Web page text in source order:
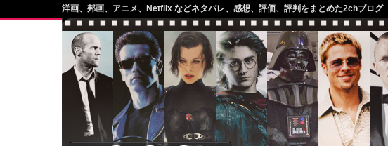
洋画、邦画、アニメ、Netflix などネタバレ、感想、評価、評判をまとめた2chブログ